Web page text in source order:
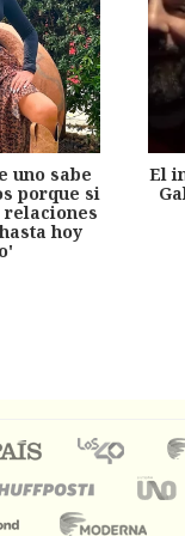
uno sabe
porque si
hoy
El